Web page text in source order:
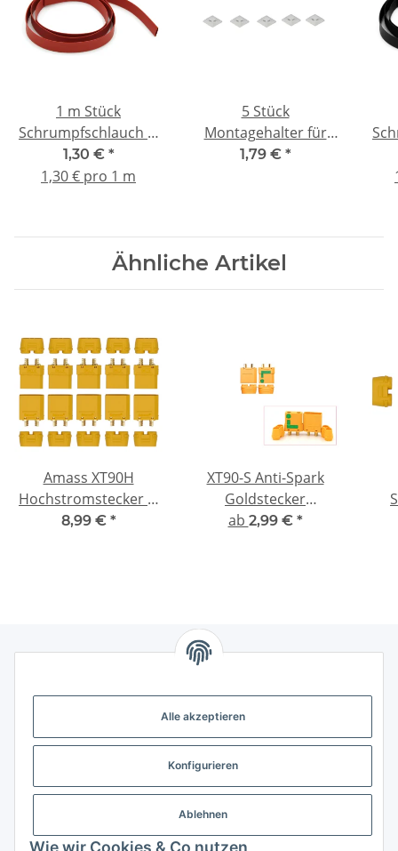
Alle akzeptieren
Konfigurieren
Ablehnen
Wie wir Cookies & Co nutzen
1 m Stück
Schrumpfschlauch Ø
8 mm rot
1,30 € *
1,30 € pro 1 m
5 Stück
Montagehalter für
Kabelbinder
1,79 € *
Ähnliche Artikel
Amass XT90H
Hochstromstecker &
Buchsen Set 5 Paar |
8,99 € *
XT90-S Anti-Spark
Goldstecker
Hochstrom 1-10 Paar
ab 2,99 € *
Gesetzliche Informationen
Weitere Informationen
Support - Hilfe
Modellbau Großhandel